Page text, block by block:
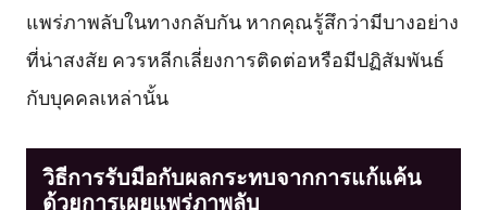
แพร่ภาพลับในทางกลับกัน หากคุณรู้สึกว่ามีบางอย่าง
ที่น่าสงสัย ควรหลีกเลี่ยงการติดต่อหรือมีปฏิสัมพันธ์
กับบุคคลเหล่านั้น
วิธีการรับมือกับผลกระทบจากการแก้แค้น
ด้วยการเผยแพร่ภาพลับ